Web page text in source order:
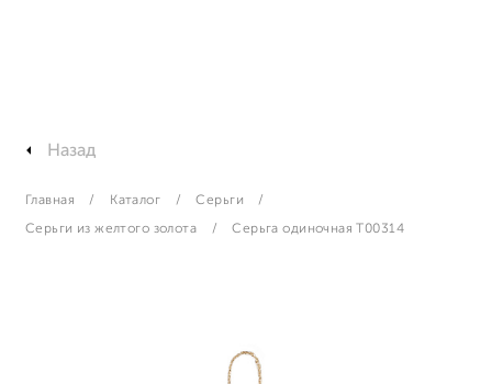
Назад
Главная Каталог Серьги
Серьги из желтого золота Серьга одиночная T00314